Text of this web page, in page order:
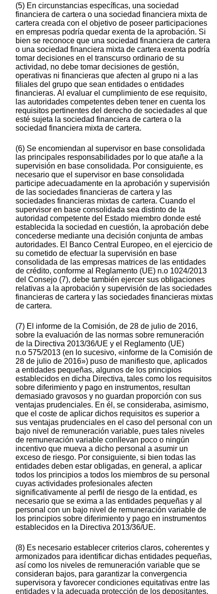
(5) En circunstancias específicas, una sociedad
financiera de cartera o una sociedad financiera mixta de
cartera creada con el objetivo de poseer participaciones
en empresas podría quedar exenta de la aprobación. Si
bien se reconoce que una sociedad financiera de cartera
o una sociedad financiera mixta de cartera exenta podría
tomar decisiones en el transcurso ordinario de su
actividad, no debe tomar decisiones de gestión,
operativas ni financieras que afecten al grupo ni a las
filiales del grupo que sean entidades o entidades
financieras. Al evaluar el cumplimiento de ese requisito,
las autoridades competentes deben tener en cuenta los
requisitos pertinentes del derecho de sociedades al que
esté sujeta la sociedad financiera de cartera o la
sociedad financiera mixta de cartera.
(6) Se encomiendan al supervisor en base consolidada
las principales responsabilidades por lo que atañe a la
supervisión en base consolidada. Por consiguiente, es
necesario que el supervisor en base consolidada
participe adecuadamente en la aprobación y supervisión
de las sociedades financieras de cartera y las
sociedades financieras mixtas de cartera. Cuando el
supervisor en base consolidada sea distinto de la
autoridad competente del Estado miembro donde esté
establecida la sociedad en cuestión, la aprobación debe
concederse mediante una decisión conjunta de ambas
autoridades. El Banco Central Europeo, en el ejercicio de
su cometido de efectuar la supervisión en base
consolidada de las empresas matrices de las entidades
de crédito, conforme al Reglamento (UE) n.o 1024/2013
del Consejo (7), debe también ejercer sus obligaciones
relativas a la aprobación y supervisión de las sociedades
financieras de cartera y las sociedades financieras mixtas
de cartera.
(7) El informe de la Comisión, de 28 de julio de 2016,
sobre la evaluación de las normas sobre remuneración
de la Directiva 2013/36/UE y el Reglamento (UE)
n.o 575/2013 (en lo sucesivo, «informe de la Comisión de
28 de julio de 2016») puso de manifiesto que, aplicados
a entidades pequeñas, algunos de los principios
establecidos en dicha Directiva, tales como los requisitos
sobre diferimiento y pago en instrumentos, resultan
demasiado gravosos y no guardan proporción con sus
ventajas prudenciales. En él, se consideraba, asimismo,
que el coste de aplicar dichos requisitos es superior a
sus ventajas prudenciales en el caso del personal con un
bajo nivel de remuneración variable, pues tales niveles
de remuneración variable conllevan poco o ningún
incentivo que mueva a dicho personal a asumir un
exceso de riesgo. Por consiguiente, si bien todas las
entidades deben estar obligadas, en general, a aplicar
todos los principios a todos los miembros de su personal
cuyas actividades profesionales afecten
significativamente al perfil de riesgo de la entidad, es
necesario que se exima a las entidades pequeñas y al
personal con un bajo nivel de remuneración variable de
los principios sobre diferimiento y pago en instrumentos
establecidos en la Directiva 2013/36/UE.
(8) Es necesario establecer criterios claros, coherentes y
armonizados para identificar dichas entidades pequeñas,
así como los niveles de remuneración variable que se
consideran bajos, para garantizar la convergencia
supervisora y favorecer condiciones equitativas entre las
entidades y la adecuada protección de los depositantes,